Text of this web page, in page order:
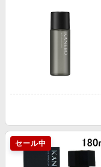
セール中